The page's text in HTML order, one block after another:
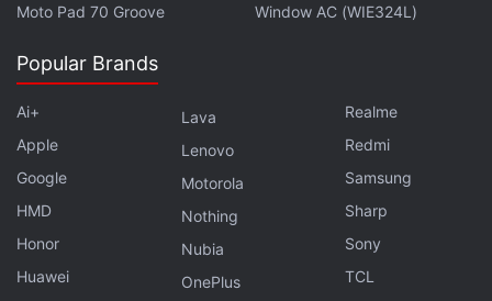
Moto Pad 70 Groove
Window AC (WIE324L)
Popular Brands
Ai+
Apple
Google
HMD
Honor
Huawei
Lava
Lenovo
Motorola
Nothing
Nubia
OnePlus
Realme
Redmi
Samsung
Sharp
Sony
TCL